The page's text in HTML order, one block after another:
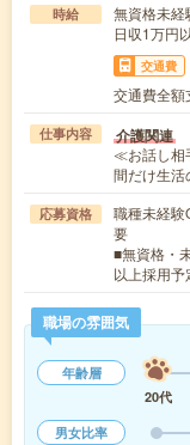
時給
無資格未
日収1万円
交通費
交通費全額
仕事内容 介護関連
≪お話し相
間だけ生
応募資格
職種未経験
要
■無資格・
以上採用
職場の雰囲気
年齢層
20代
男女比率